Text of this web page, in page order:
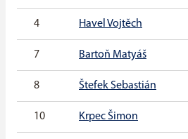
4 Havel Vojtěch
7 Bartoň Matyáš
8 Štefek Sebastián
10 Krpec Šimon